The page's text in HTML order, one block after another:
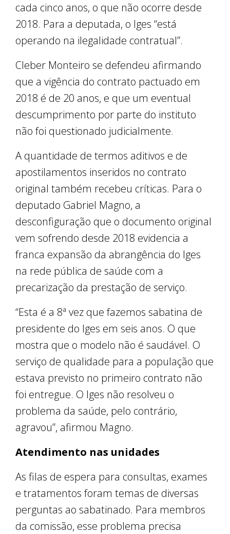
cada cinco anos, o que não ocorre desde
2018. Para a deputada, o Iges “está
operando na ilegalidade contratual”.
Cleber Monteiro se defendeu afirmando
que a vigência do contrato pactuado em
2018 é de 20 anos, e que um eventual
descumprimento por parte do instituto
não foi questionado judicialmente.
A quantidade de termos aditivos e de
apostilamentos inseridos no contrato
original também recebeu críticas. Para o
deputado Gabriel Magno, a
desconfiguração que o documento original
vem sofrendo desde 2018 evidencia a
franca expansão da abrangência do Iges
na rede pública de saúde com a
precarização da prestação de serviço.
“Esta é a 8ª vez que fazemos sabatina de
presidente do Iges em seis anos. O que
mostra que o modelo não é saudável. O
serviço de qualidade para a população que
estava previsto no primeiro contrato não
foi entregue. O Iges não resolveu o
problema da saúde, pelo contrário,
agravou”, afirmou Magno.
Atendimento nas unidades
As filas de espera para consultas, exames
e tratamentos foram temas de diversas
perguntas ao sabatinado. Para membros
da comissão, esse problema precisa